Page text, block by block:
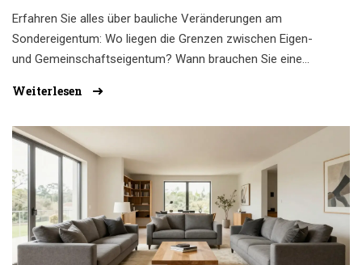
Erfahren Sie alles über bauliche Veränderungen am
Sondereigentum: Wo liegen die Grenzen zwischen Eigen-
und Gemeinschaftseigentum? Wann brauchen Sie eine
Weiterlesen